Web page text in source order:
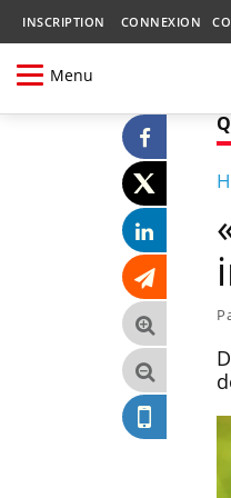
INSCRIPTION CONNEXION
Menu